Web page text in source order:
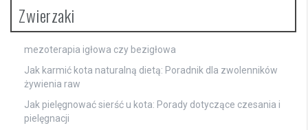
Zwierzaki
mezoterapia igłowa czy bezigłowa
Jak karmić kota naturalną dietą: Poradnik dla zwolenników
żywienia raw
Jak pielęgnować sierść u kota: Porady dotyczące czesania i
pielęgnacji